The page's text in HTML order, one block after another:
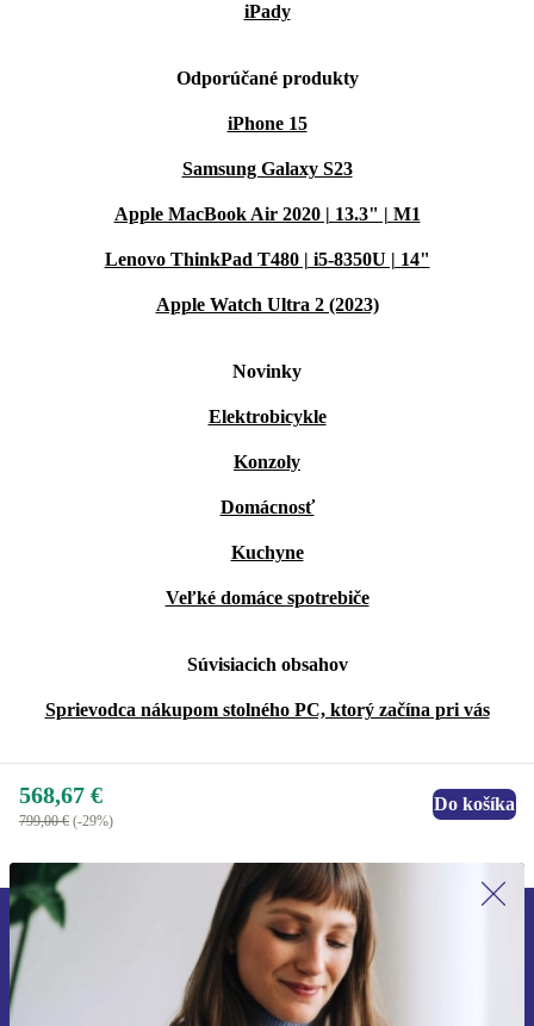
iPady
Odporúčané produkty
iPhone 15
Samsung Galaxy S23
Apple MacBook Air 2020 | 13.3" | M1
Lenovo ThinkPad T480 | i5-8350U | 14"
Apple Watch Ultra 2 (2023)
Novinky
Elektrobicykle
Konzoly
Domácnosť
Kuchyne
Veľké domáce spotrebiče
Súvisiacich obsahov
Sprievodca nákupom stolného PC, ktorý začína pri vás
568,67 €
799,00 € (-29%)
Do košíka
Prihláste sa prvýkrát na newsletter!
Už nikdy nezmeškajte ponuku.